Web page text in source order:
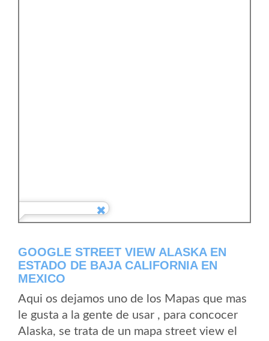
GOOGLE STREET VIEW ALASKA EN
ESTADO DE BAJA CALIFORNIA EN
MEXICO
Aqui os dejamos uno de los Mapas que mas
le gusta a la gente de usar , para concocer
Alaska, se trata de un mapa street view el